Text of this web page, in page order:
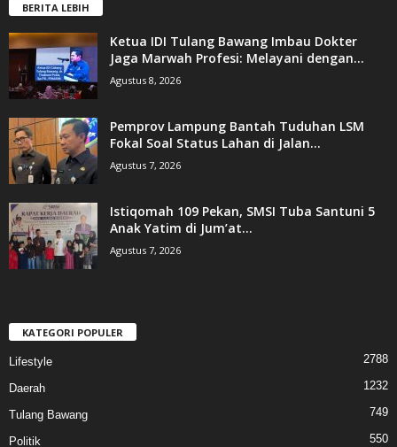
BERITA LEBIH
Ketua IDI Tulang Bawang Imbau Dokter
Jaga Marwah Profesi: Melayani dengan...
Agustus 8, 2026
Pemprov Lampung Bantah Tuduhan LSM
Fokal Soal Status Lahan di Jalan...
Agustus 7, 2026
Istiqomah 109 Pekan, SMSI Tuba Santuni 5
Anak Yatim di Jum’at...
Agustus 7, 2026
KATEGORI POPULER
Lifestyle 2788
Daerah 1232
Tulang Bawang 749
Politik 550